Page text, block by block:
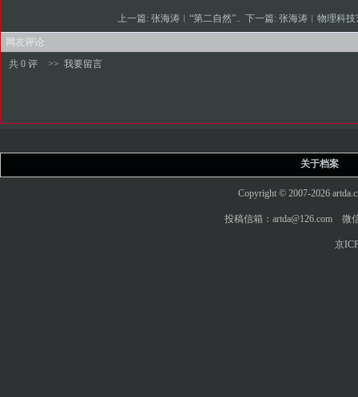
上一篇: 张海涛︱“第二自然”.. 下一篇: 张海涛︱物理科
网友评论
共 0 评
>> 我要留言
关于档案
Copyright © 2007-2026
投稿信箱：artda@126.com 微
京